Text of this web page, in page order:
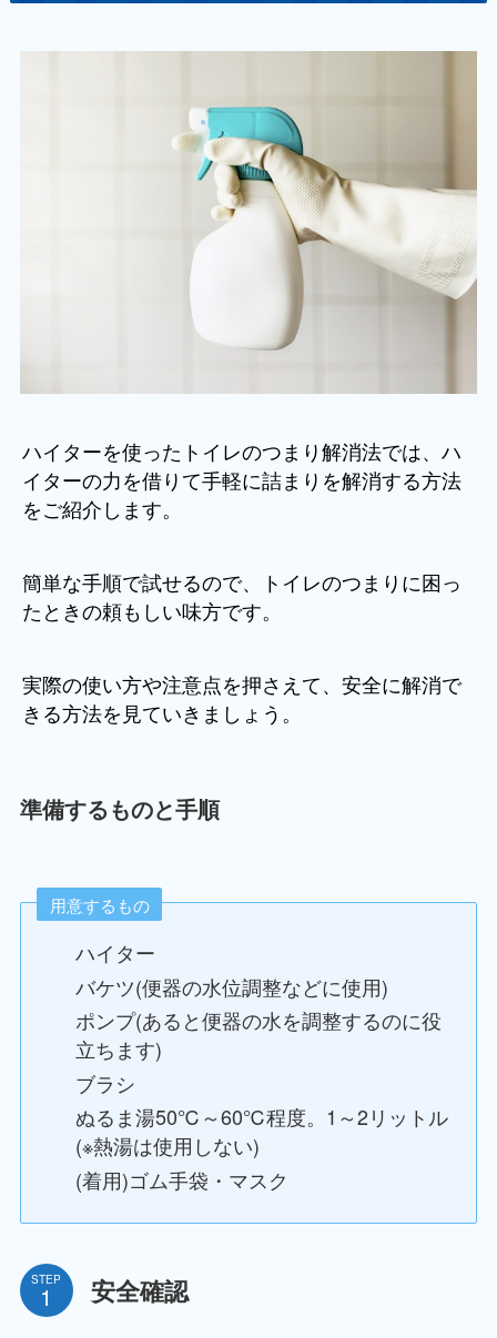
ハイターを使ったトイレのつまり解消法では、ハ
イターの力を借りて手軽に詰まりを解消する方法
をご紹介します。
簡単な手順で試せるので、トイレのつまりに困っ
たときの頼もしい味方です。
実際の使い方や注意点を押さえて、安全に解消で
きる方法を見ていきましょう。
準備するものと手順
用意するもの
ハイター
バケツ(便器の水位調整などに使用)
ポンプ(あると便器の水を調整するのに役
立ちます)
ブラシ
ぬるま湯50℃～60℃程度。1～2リットル
(※熱湯は使用しない)
(着用)ゴム手袋・マスク
STEP 安全確認